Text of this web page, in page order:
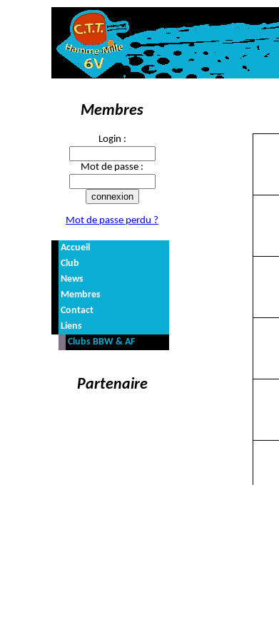
Membres
Login :
Mot de passe :
Mot de passe perdu ?
Accueil
Club
News
Membres
Contact
Liens
Clubs BBW & AF
Partenaire